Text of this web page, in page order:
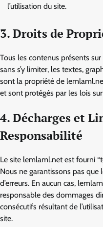
l’utilisation du site.
3. Droits de
Tous les contenus présents
sans s’y limiter, les textes,
sont la propriété de
et sont protégés par les lois
4. Décharges et
Responsabilité
Le site lemlaml.net est fourni
Nous ne garantissons pas
d’erreurs. En aucun cas,
responsable des dommages
consécutifs résultant de
site.